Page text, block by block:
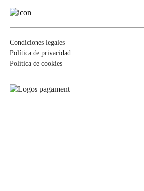
Condiciones legales
Política de privacidad
Política de cookies